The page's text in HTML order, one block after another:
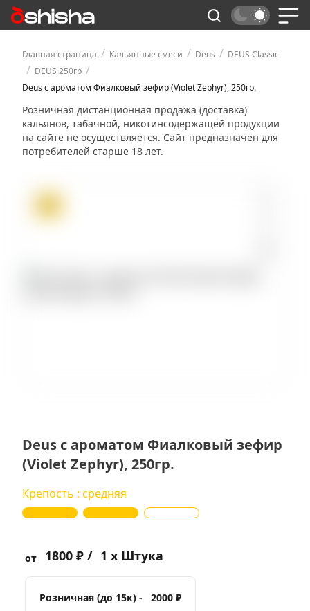
Главная страница / Кальянные смеси / Deus / DEUS Classic
/ DEUS 250гр /
Deus с ароматом Фиалковый зефир (Violet Zephyr), 250гр.
Розничная дистанционная продажа (доставка)
кальянов, табачной, никотинсодержащей продукции
на сайте не осуществляется. Сайт предназначен для
потребителей старше 18 лет.
Deus с ароматом Фиалковый зефир
(Violet Zephyr), 250гр.
Крепость : средняя
от 1800 ₽ / 1 x Штука
Розничная (до 15к) -
2000 ₽